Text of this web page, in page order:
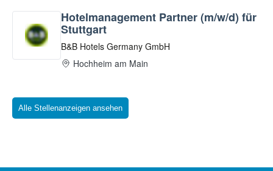
Alle Stellenanzeigen ansehen